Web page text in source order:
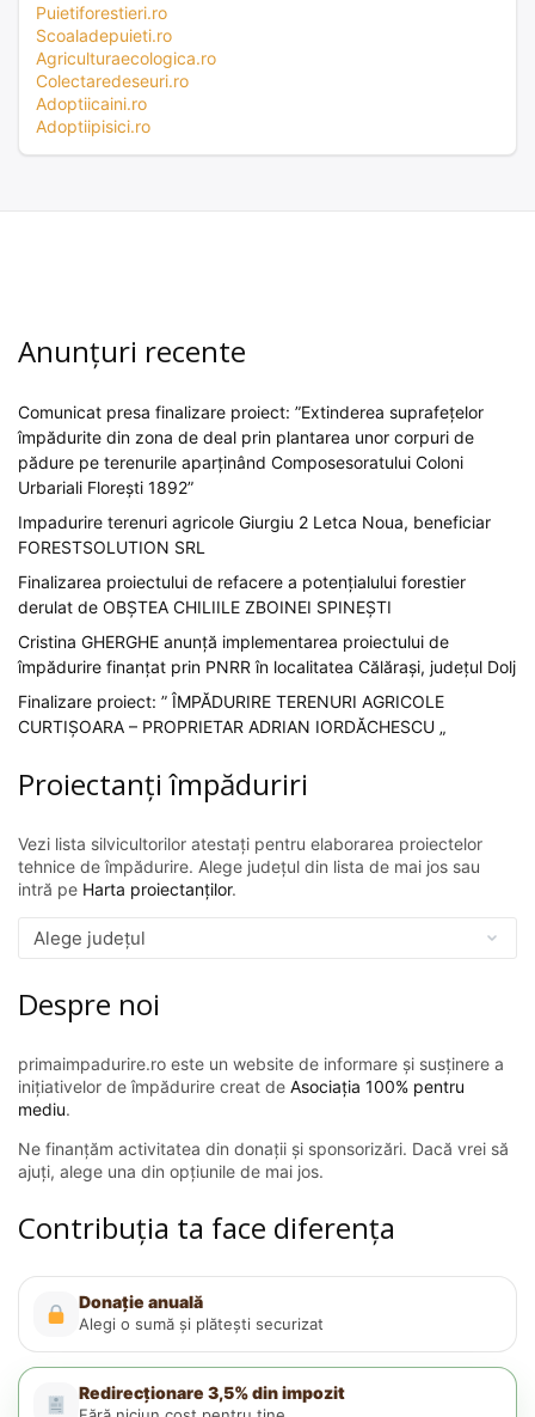
Puietiforestieri.ro
Scoaladepuieti.ro
Agriculturaecologica.ro
Colectaredeseuri.ro
Adoptiicaini.ro
Adoptiipisici.ro
Anunțuri recente
Comunicat presa finalizare proiect: ”Extinderea suprafețelor
împădurite din zona de deal prin plantarea unor corpuri de
pădure pe terenurile aparținând Composesoratului Coloni
Urbariali Florești 1892”
Impadurire terenuri agricole Giurgiu 2 Letca Noua, beneficiar
FORESTSOLUTION SRL
Finalizarea proiectului de refacere a potențialului forestier
derulat de OBȘTEA CHILIILE ZBOINEI SPINEȘTI
Cristina GHERGHE anunță implementarea proiectului de
împădurire finanțat prin PNRR în localitatea Călărași, județul Dolj
Finalizare proiect: ” ÎMPĂDURIRE TERENURI AGRICOLE
CURTIȘOARA – PROPRIETAR ADRIAN IORDĂCHESCU „
Proiectanți împăduriri
Vezi lista silvicultorilor atestați pentru elaborarea proiectelor
tehnice de împădurire. Alege județul din lista de mai jos sau
intră pe Harta proiectanților.
Despre noi
primaimpadurire.ro este un website de informare și susținere a
inițiativelor de împădurire creat de Asociația 100% pentru
mediu.
Ne finanțăm activitatea din donații și sponsorizări. Dacă vrei să
ajuți, alege una din opțiunile de mai jos.
Contribuția ta face diferența
Donație anuală
Alegi o sumă și plătești securizat
Redirecționare 3,5% din impozit